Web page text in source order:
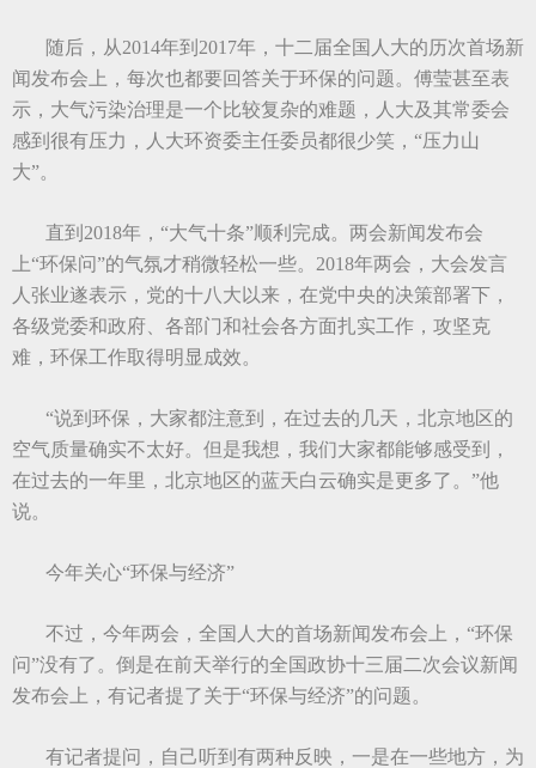
随后，从2014年到2017年，十二届全国人大的历次首场新
闻发布会上，每次也都要回答关于环保的问题。傅莹甚至表
示，大气污染治理是一个比较复杂的难题，人大及其常委会
感到很有压力，人大环资委主任委员都很少笑，“压力山
大”。
直到2018年，“大气十条”顺利完成。两会新闻发布会
上“环保问”的气氛才稍微轻松一些。2018年两会，大会发言
人张业遂表示，党的十八大以来，在党中央的决策部署下，
各级党委和政府、各部门和社会各方面扎实工作，攻坚克
难，环保工作取得明显成效。
“说到环保，大家都注意到，在过去的几天，北京地区的
空气质量确实不太好。但是我想，我们大家都能够感受到，
在过去的一年里，北京地区的蓝天白云确实是更多了。”他
说。
今年关心“环保与经济”
不过，今年两会，全国人大的首场新闻发布会上，“环保
问”没有了。倒是在前天举行的全国政协十三届二次会议新闻
发布会上，有记者提了关于“环保与经济”的问题。
有记者提问，自己听到有两种反映，一是在一些地方，为